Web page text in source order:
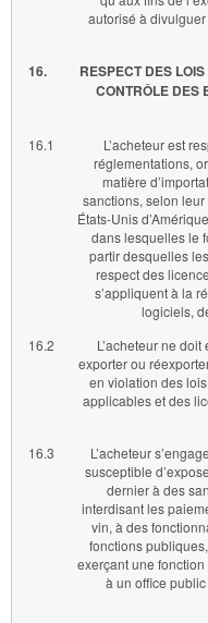
autorisé à
16.
RESPECT DES
CONTRÔLE DES
16.1
L’acheteur est
réglementations,
matière
sanctions, selon
États-Unis
dans lesquelles le
partir desquelles
respect des
s’appliquent à la
logiciels,
16.2
L’acheteur ne
exporter ou
en violation des
applicables et des
16.3
L’acheteur
susceptible
dernier à des
interdisant les
vin, à des
fonctions
exerçant une
à un office